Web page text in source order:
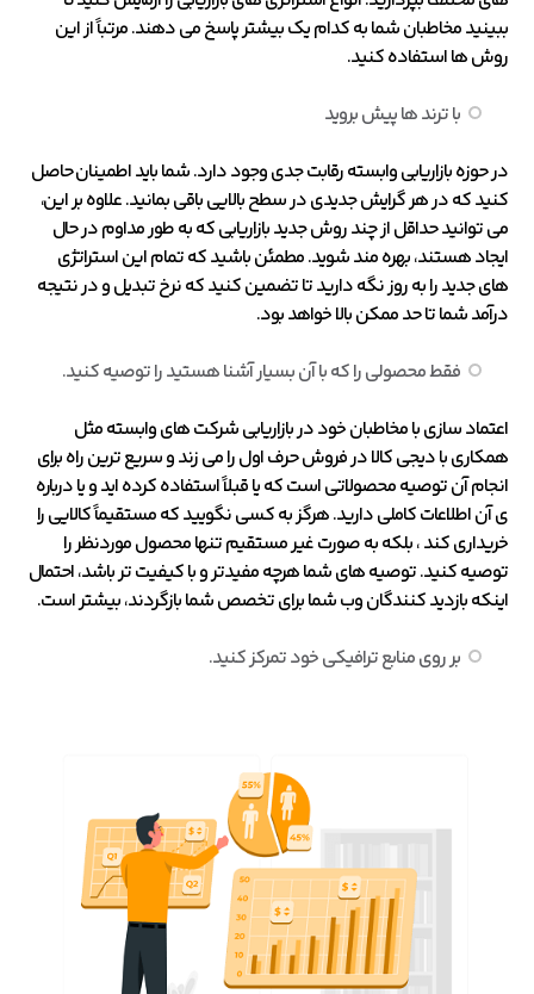
ببینید مخاطبان شما به کدام یک بیشتر پاسخ می دهند. مرتباً از این
روش ها استفاده کنید.
با ترند ها پیش بروید
در حوزه بازاریابی وابسته رقابت جدی وجود دارد. شما باید اطمینان حاصل
کنید که در هر گرایش جدیدی در سطح بالایی باقی بمانید. علاوه بر این،
می توانید حداقل از چند روش جدید بازاریابی که به طور مداوم در حال
ایجاد هستند، بهره مند شوید. مطمئن باشید که تمام این استراتژی
های جدید را به روز نگه دارید تا تضمین کنید که نرخ تبدیل و در نتیجه
درآمد شما تا حد ممکن بالا خواهد بود.
فقط محصولی را که با آن بسیار آشنا هستید را توصیه کنید.
اعتماد سازی با مخاطبان خود در بازاریابی شرکت های وابسته مثل
همکاری با دیجی کالا در فروش حرف اول را می زند و سریع ترین راه برای
انجام آن توصیه محصولاتی است که یا قبلاً استفاده کرده اید و یا درباره
ی آن اطلاعات کاملی دارید. هرگز به کسی نگویید که مستقیماً کالایی را
خریداری کند ، بلکه به صورت غیر مستقیم تنها محصول موردنظر را
توصیه کنید. توصیه های شما هرچه مفیدتر و با کیفیت تر باشد، احتمال
اینکه بازدید کنندگان وب شما برای تخصص شما بازگردند، بیشتر است.
بر روی منابع ترافیکی خود تمرکز کنید.